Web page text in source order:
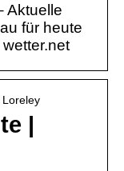
Aktuelle
für heute
Loreley
|